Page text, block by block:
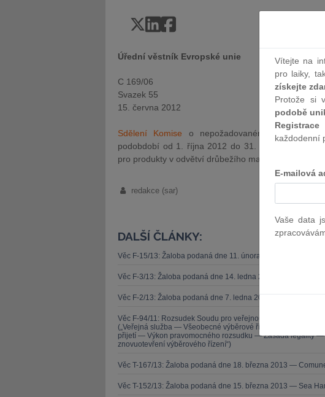
Úřední věstník Evropské unie
C 169/06
Svazek 55
15. června 2012
Sdělení Komise o nepožadovaném množství,
podobdobí od 1. října 2012 do 31. prosince 2012 v
pro produkty v odvětví drůbežího masa
redakce (sar)
DALŠÍ ČLÁNKY:
Věc F-15/13: Žaloba podaná dne 11. února 2013 — ZZ v.
Věc F-3/13: Žaloba podaná dne 14. ledna 2013 — CK v.
Věc F-2/13: Žaloba podaná dne 7. ledna 2013 — ZZ v. Komise
Věc F-94/11: Rozsudek Soudu pro veřejnou službu (druhého
(„Veřejná služba — Všeobecné výběrové řízení — Zrušení
přijetí — Výkon pravomocného rozsudku — Zásada legality
znovuotevření výběrového řízení“)
Věc T-167/13: Žaloba podaná dne 18. března 2013 —
Věc T-152/13: Žaloba podaná dne 15. března 2013 — Sea
JUDr. Tomáš Nielsen
JUDr. Tomáš Sokol
Vítejte na
pro laiky,
získejte
Protože si
podobě
každodenní
E-mailová
Vaše data